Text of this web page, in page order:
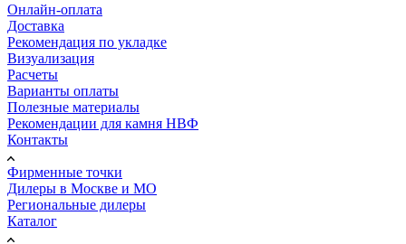
Онлайн-оплата
Доставка
Рекомендация по укладке
Визуализация
Расчеты
Варианты оплаты
Полезные материалы
Рекомендации для камня НВФ
Контакты
Фирменные точки
Дилеры в Москве и МО
Региональные дилеры
Каталог